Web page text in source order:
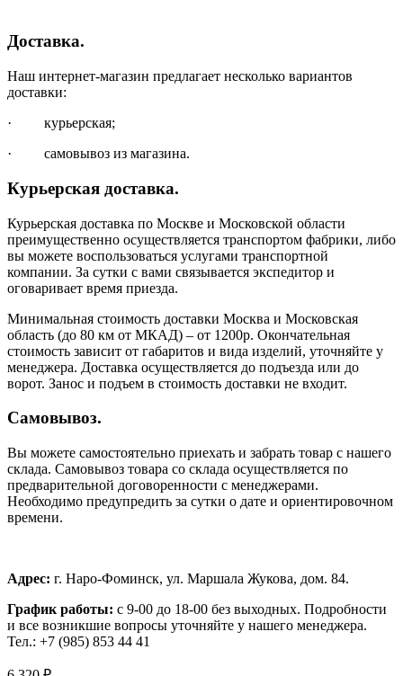
Доставка.
Наш интернет-магазин предлагает несколько вариантов
доставки:
· курьерская;
· самовывоз из магазина.
Курьерская доставка.
Курьерская доставка по Москве и Московской области
преимущественно осуществляется транспортом фабрики, либо
вы можете воспользоваться услугами транспортной
компании. За сутки с вами связывается экспедитор и
оговаривает время приезда.
Минимальная стоимость доставки Москва и Московская
область (до 80 км от МКАД) – от 1200р. Окончательная
стоимость зависит от габаритов и вида изделий, уточняйте у
менеджера. Доставка осуществляется до подъезда или до
ворот. Занос и подъем в стоимость доставки не входит.
Самовывоз.
Вы можете самостоятельно приехать и забрать товар с нашего
склада. Самовывоз товара со склада осуществляется по
предварительной договоренности с менеджерами.
Необходимо предупредить за сутки о дате и ориентировочном
времени.
Адрес: г. Наро-Фоминск, ул. Маршала Жукова, дом. 84.
График работы: с 9-00 до 18-00 без выходных. Подробности
и все возникшие вопросы уточняйте у нашего менеджера.
Тел.: +7 (985) 853 44 41